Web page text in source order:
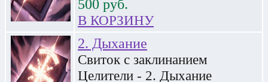
500 руб.
В КОРЗИНУ
2. Дыхание
Свиток с заклинанием
Целители - 2. Дыхание